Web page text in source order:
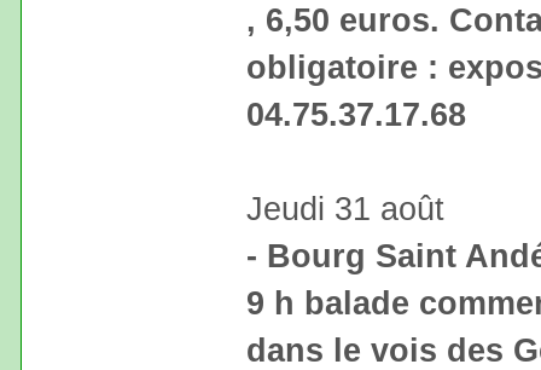
, 6,50 euros.
obligatoire :
04.75.37.17.68
Jeudi 31 août
- Bourg Saint
9 h balade
dans le vois des